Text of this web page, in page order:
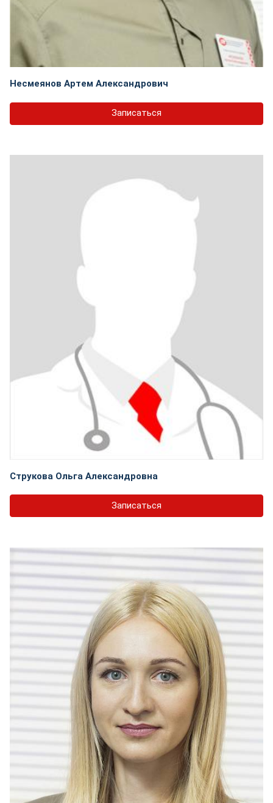
Несмеянов Артем Александрович
Записаться
Струкова Ольга Александровна
Записаться